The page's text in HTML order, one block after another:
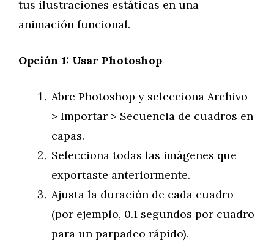
tus ilustraciones estáticas en una
animación funcional.
Opción 1: Usar Photoshop
Abre Photoshop y selecciona Archivo
> Importar > Secuencia de cuadros en
capas.
Selecciona todas las imágenes que
exportaste anteriormente.
Ajusta la duración de cada cuadro
(por ejemplo, 0.1 segundos por cuadro
para un parpadeo rápido).